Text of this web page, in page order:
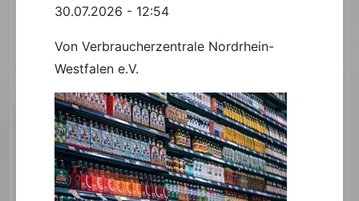
30.07.2026 - 12:54
Von Verbraucherzentrale Nordrhein-
Westfalen e.V.